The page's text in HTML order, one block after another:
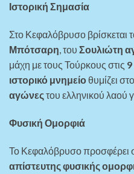
Ιστορική Σημασία
Στο Κεφαλόβρυσο βρίσκεται
Μπότσαρη, του Σουλιώτη
μάχη με τους Τούρκους στις
ιστορικό μνημείοθυμίζει
αγώνεςτου ελληνικού λαού
Φυσική Ομορφιά
Το Κεφαλόβρυσο προσφέρει
απίστευτης φυσικής